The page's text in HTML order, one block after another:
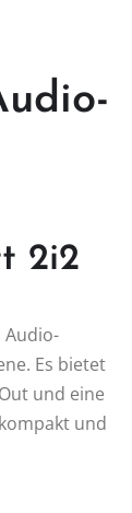
2i2
Audio-
Es bietet
und eine
und